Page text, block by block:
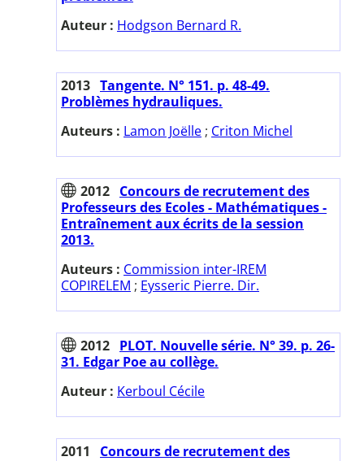
Auteur : Hodgson Bernard R.
2013 Tangente. N° 151. p. 48-49.
Problèmes hydrauliques.
Auteurs : Lamon Joëlle ; Criton Michel
2012 Concours de recrutement des
Professeurs des Ecoles - Mathématiques -
Entraînement aux écrits de la session
2013.
Auteurs : Commission inter-IREM
COPIRELEM ; Eysseric Pierre. Dir.
2012 PLOT. Nouvelle série. N° 39. p. 26-
31. Edgar Poe au collège.
Auteur : Kerboul Cécile
2011
Concours de recrutement des